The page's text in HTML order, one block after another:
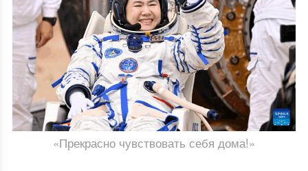
«Прекрасно чувствовать себя дома!»